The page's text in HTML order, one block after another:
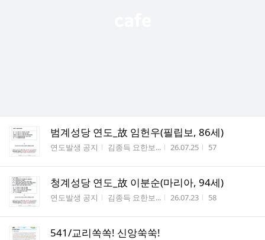
범계성당 연도_故 임헌우(필립보, 86세)
게시판명
연도발생 공지 작성자
김종득 요한보... 작성시간
26.07.25 조회수
57
청계성당 연도_故 이분순(마리아, 94세)
게시판명
연도발생 공지 작성자
김종득 요한보... 작성시간
26.07.23 조회수
58
541/교리쏙쏙! 신앙쑥쑥!